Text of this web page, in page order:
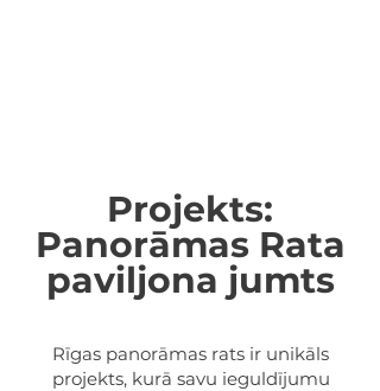
Projekts:
Panorāmas Rata
paviljona jumts
Rīgas panorāmas rats ir unikāls
projekts, kurā savu ieguldījumu